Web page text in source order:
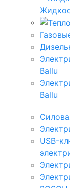
Ballu
Ballu
USB-